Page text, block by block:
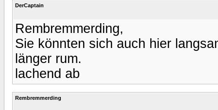
DerCaptain
Rembremmerding,
Sie könnten sich auch hier
länger rum.
lachend ab
Rembremmerding